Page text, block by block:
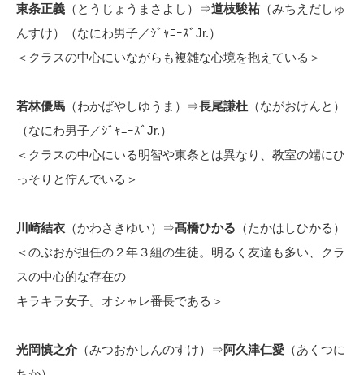
東条正義 （とうじょうまさよし）⇒道枝駿祐（みちえだしゅ
んすけ）（なにわ男子／ｼﾞｬﾆｰｽﾞJr.）
＜クラスの中心にいながらも複雑な心境を抱えている＞
若林優馬 （わかばやしゆうま）⇒長尾謙杜 （ながおけんと）
（なにわ男子／ｼﾞｬﾆｰｽﾞJr.）
＜クラスの中心にいる明智や東条とは異なり、教室の端にひ
っそりと佇んでいる＞
川崎結衣 （かわさきゆい）⇒髙橋ひかる （たかはしひかる）
＜のぶおが担任の２年３組の生徒。明るく友達も多い、クラ
スの中心的な存在の
キラキラ女子。オシャレ番長である＞
光岡慎之介 （みつおかしんのすけ）⇒阿久津仁愛 （あくつに